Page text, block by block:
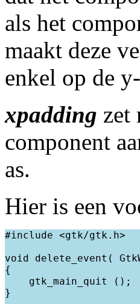
als het
maakt deze
enkel op de
xpadding zet
component
as.
Hier is een
#include <gtk/gtk.h>
void delete_event(
{
    gtk_main_quit ();
}